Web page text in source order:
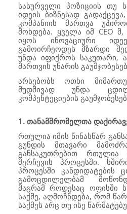
სასურველი პოზიციის თუ
იდეის ბიზნესად
კომპანიის მართვა
მოხდება. ყველა იმ CEO
იყოს ინოვაციური
გამოირჩეოდეს მზარდი
უნდა იფიქროს საკუთარი,
მართვის უნარის
არსებობს ოთხი
მუდმივად უნდა
კომპენტეციების
1. თანამშრომელთა
რთულია იმის წინასწარ
გუნდის მთავარი
განსაკუთრებით
შერჩევის პროცესში.
პროცესში კანდიდატების
გამოცდილელბამ
მაგრამ როდესაც ოფისში
საქმე, აღმოჩნდება, რომ
საქმეს არც თუ ისე